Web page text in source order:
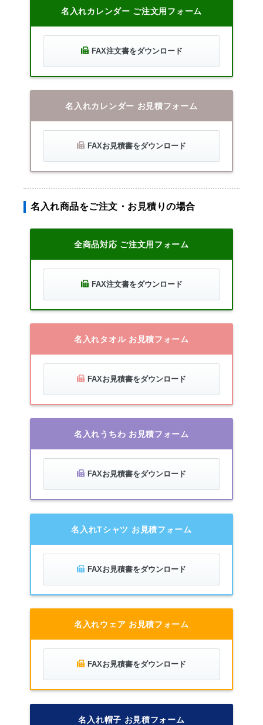
名入れカレンダー ご注文用フォーム
FAX注文書をダウンロード
名入れカレンダー お見積フォーム
FAXお見積書をダウンロード
名入れ商品をご注文・お見積りの場合
全商品対応 ご注文用フォーム
FAX注文書をダウンロード
名入れタオル お見積フォーム
FAXお見積書をダウンロード
名入れうちわ お見積フォーム
FAXお見積書をダウンロード
名入れTシャツ お見積フォーム
FAXお見積書をダウンロード
名入れウェア お見積フォーム
FAXお見積書をダウンロード
名入れ帽子 お見積フォーム